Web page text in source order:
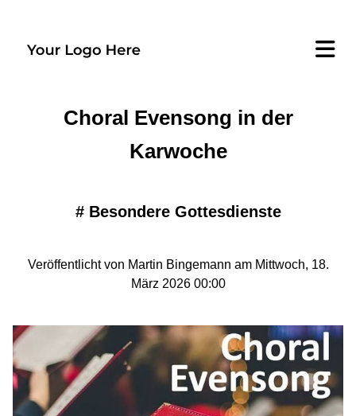
Choral Evensong in der
Karwoche
# Besondere Gottesdienste
Veröffentlicht von Martin Bingemann am Mittwoch, 18.
März 2026 00:00